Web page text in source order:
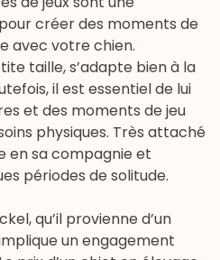
créer des moments de
avec votre chien.
taille, s’adapte bien à la
il est essentiel de lui
et des moments de jeu
physiques. Très attaché
en sa compagnie et
périodes de solitude.
qu’il provienne d’un
un engagement